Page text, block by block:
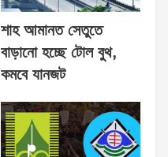
শাহ আমানত সেতুতে
বাড়ানো হচ্ছে টোল বুথ,
কমবে যানজট